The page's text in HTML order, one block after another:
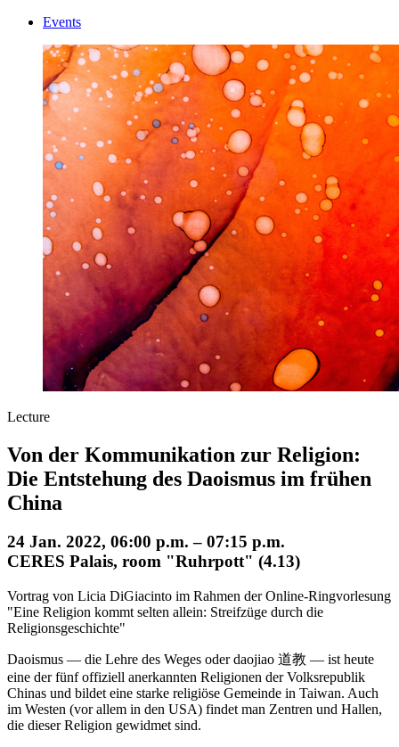
Events
Lecture
Von der Kommunikation zur Religion:
Die Entstehung des Daoismus im frühen
China
24 Jan. 2022, 06:00 p.m. – 07:15 p.m.
CERES Palais, room "Ruhrpott" (4.13)
Vortrag von Licia DiGiacinto im Rahmen der Online-Ringvorlesung
"Eine Religion kommt selten allein: Streifzüge durch die
Religionsgeschichte"
Daoismus — die Lehre des Weges oder daojiao 道教 — ist heute
eine der fünf offiziell anerkannten Religionen der Volksrepublik
Chinas und bildet eine starke religiöse Gemeinde in Taiwan. Auch
im Westen (vor allem in den USA) findet man Zentren und Hallen,
die dieser Religion gewidmet sind.